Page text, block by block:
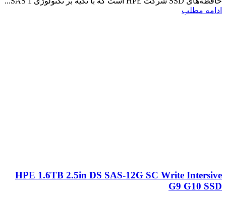
ادامه مطلب
HPE 1.6TB 2.5in DS SAS-12G SC Write Intersive
G9 G10 SSD